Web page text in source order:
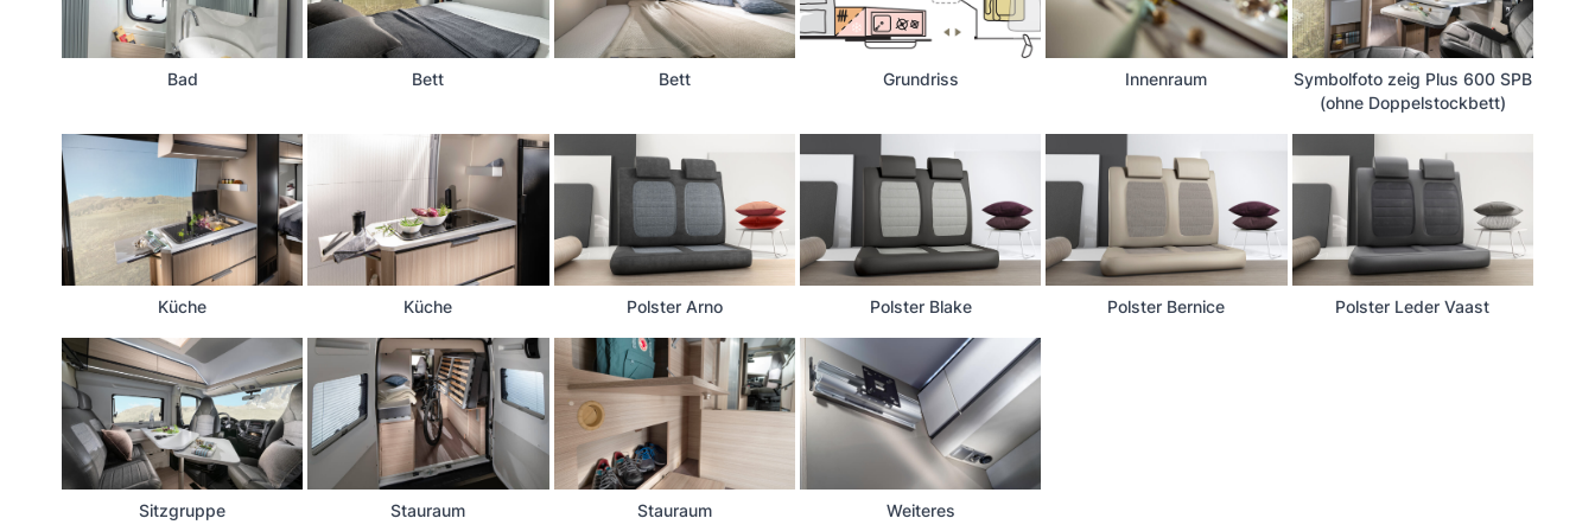
Bad Bett Bett Grundriss Innenraum
Symbolfoto zeig Plus 600 SPB
(ohne Doppelstockbett)
Küche Küche Polster Arno Polster Blake Polster Bernice Polster Leder Vaast
Sitzgruppe Stauraum Stauraum Weiteres